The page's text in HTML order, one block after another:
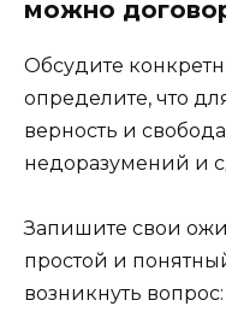
можно
Обсудите
определите, что
верность и
недоразумений и
Запишите свои
простой и
возникнуть